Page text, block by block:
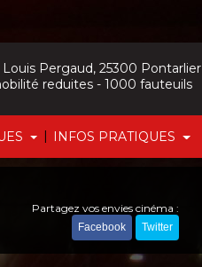
| INFOS PRATIQUES
Louis Pergaud, 25300 Pontarlier
reduites - 1000 fauteuils
Partagez vos envies cinéma :
Facebook Twitter